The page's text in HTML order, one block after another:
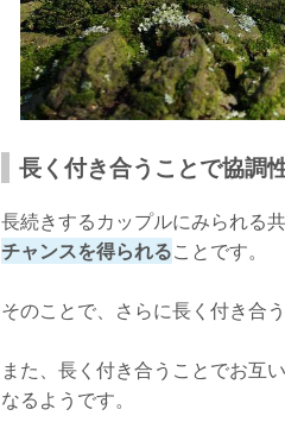
長く付き合うことで協調
長続きするカップルにみられる
チャンスを得られることです。
そのことで、さらに長く付き合
また、長く付き合うことでお互
なるようです。